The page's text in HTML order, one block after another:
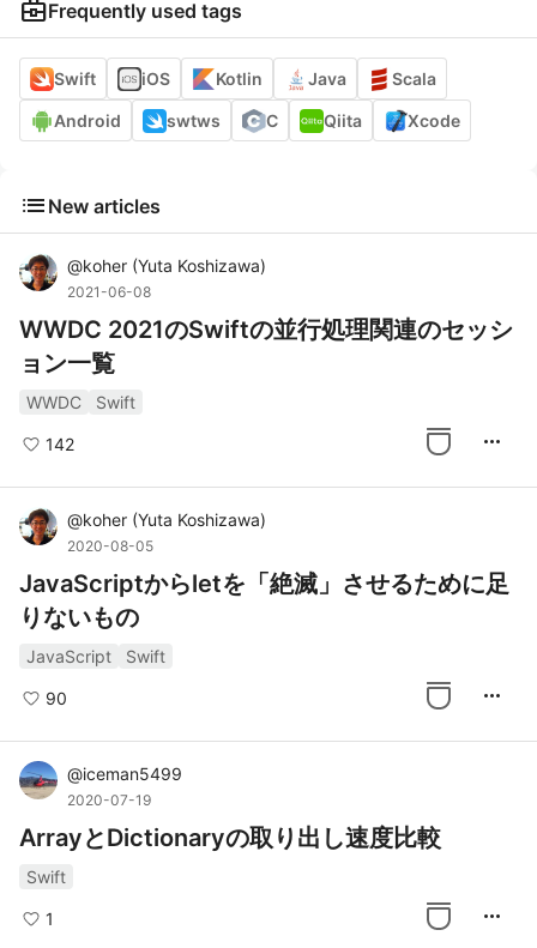
business_centerFrequently used tags
Swift iOS Kotlin Java Scala
Android swtws C Qiita Xcode
list New articles
@koher (Yuta Koshizawa)
2021-06-08
WWDC 2021のSwiftの並行処理関連のセッシ
ョン一覧
WWDC Swift
142 more_horiz
@koher (Yuta Koshizawa)
2020-08-05
JavaScriptからletを「絶滅」させるために足
りないもの
JavaScript Swift
90 more_horiz
@iceman5499
2020-07-19
ArrayとDictionaryの取り出し速度比較
Swift
1 more_horiz